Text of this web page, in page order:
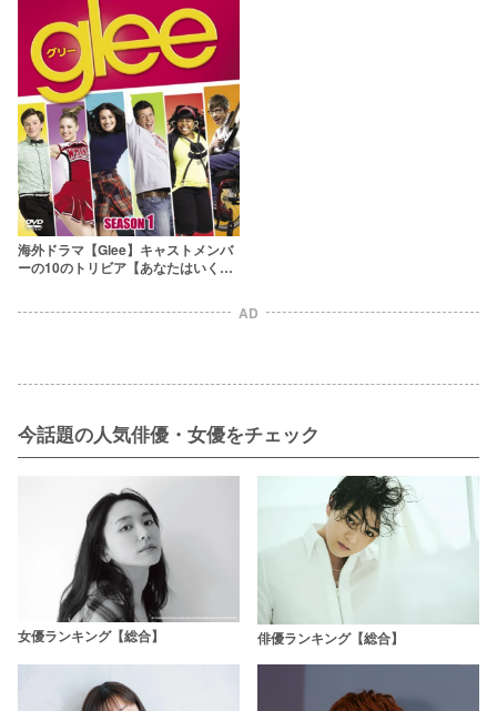
海外ドラマ【Glee】キャストメンバ
ーの10のトリビア【あなたはいくつ
AD
今話題の人気俳優・女優をチェック
女優ランキング【総合】 俳優ランキング【総合】